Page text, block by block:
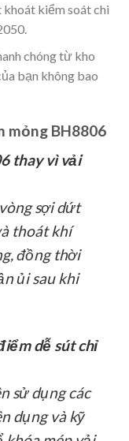
khoát kiểm soát chi
chóng từ kho
bạn không bao
mỏng BH8806
thay vì vải
sợi dứt
thoát khí
đồng thời
ủi sau khi
dễ sút chỉ
sử dụng các
dụng và kỹ